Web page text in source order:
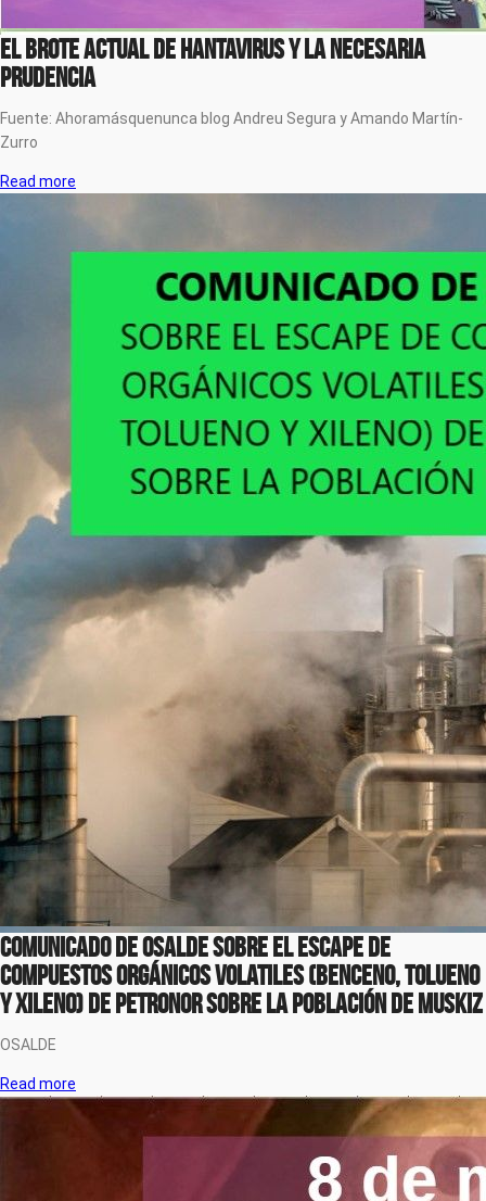
El brote actual de hantavirus y la necesaria
prudencia
Fuente: Ahoramásquenunca blog Andreu Segura y Amando Martín-
Zurro
Read more
COMUNICADO DE OSALDE SOBRE EL ESCAPE DE
COMPUESTOS ORGÁNICOS VOLATILES (BENCENO, TOLUENO
Y XILENO) DE PETRONOR SOBRE LA POBLACIÓN DE MUSKIZ
OSALDE
Read more